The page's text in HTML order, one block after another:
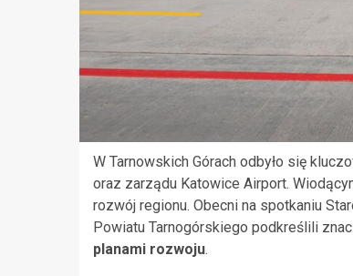
W Tarnowskich Górach odbyło się
oraz zarządu Katowice Airport.
rozwój regionu. Obecni na spotkaniu
Powiatu Tarnogórskiego podkreślili
planami rozwoju.